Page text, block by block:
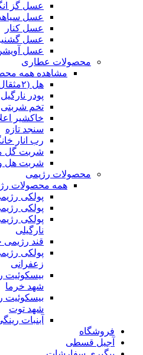
عسل گز
عسل
عسل کنار
عسل
عسل
محصولات عطاری
مشاهده همه
هل (۲مثقال)
پودر نارگیل
تخم شربتی
خاکشیر
سنجد تازه
رب انار
شربت گل
شربت هل
محصولات رژیمی
همه محصولات
پولکی
پولکی
پولکی
نارگیلی
قند رژیمی
پولکی
زعفرانی
بيسکوئيت
شهد خرما
بيسکوئيت
شهد توت
آبنبات
فروشگاه
آجیل قسطی